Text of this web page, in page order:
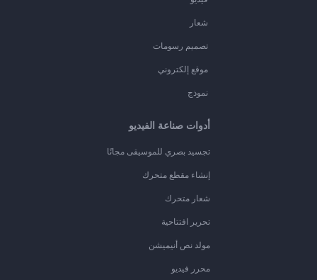
شعار
تصميم رسومات
موقع إلكتروني
نموذج
أدوات صناعة الفيديو
تجسيد بصري للموسيقى مجانًا
إنشاء مقطع متحرك
شعار متحرك
تحرير افتتاحية
مولد نص أنيميشن
محرر فيديو